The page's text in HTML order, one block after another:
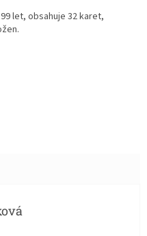
let, obsahuje 32 karet,
5 z 5 hvězdiček.